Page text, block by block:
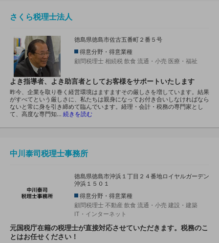
さくら税理士法人
徳島県徳島市佐古五番町２番５号
得意分野・得意業種
顧問税理士 相続税 飲食 流通・小売 医療・福祉
よき指導者、よき助言者としてお客様をサポートいたします
昨今、企業を取り巻く経営環境はますますその厳しさを増しています。結果
がすべてという厳しさに、私たちは親身になってお付き合いしなければなら
ないと常に身を引き締めて臨んでいます。経理・会計・税務の専門家とし
て、高度な専門知… 続きを読む
中川泰司税理士事務所
徳島県徳島市沖浜１丁目２４番地ロイヤルガーデン
沖浜１５０１
得意分野・得意業種
顧問税理士 不動産 飲食 流通・小売 建設・建築
IT・インターネット
元国税庁在籍の税理士が直接対応させていただきます。税務のこ
とはお任せください！